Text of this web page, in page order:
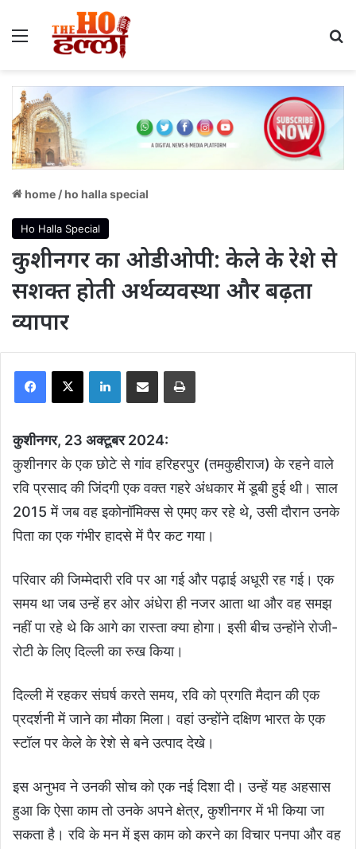
Menu
home /ho halla special
Ho Halla Special
कुशीनगर का ओडीओपी: केले के रेशे से
सशक्त होती अर्थव्यवस्था और बढ़ता
व्यापार
Facebook
X LinkedInShare via Email Print
कुशीनगर, 23 अक्टूबर 2024:
कुशीनगर के एक छोटे से गांव हरिहरपुर (तमकुहीराज) के रहने वाले
रवि प्रसाद की जिंदगी एक वक्त गहरे अंधकार में डूबी हुई थी। साल
2015 में जब वह इकोनॉमिक्स से एमए कर रहे थे, उसी दौरान उनके
पिता का एक गंभीर हादसे में पैर कट गया।
परिवार की जिम्मेदारी रवि पर आ गई और पढ़ाई अधूरी रह गई। एक
समय था जब उन्हें हर ओर अंधेरा ही नजर आता था और वह समझ
नहीं पा रहे थे कि आगे का रास्ता क्या होगा। इसी बीच उन्होंने रोजी-
रोटी के लिए दिल्ली का रुख किया।
दिल्ली में रहकर संघर्ष करते समय, रवि को प्रगति मैदान की एक
प्रदर्शनी में जाने का मौका मिला। वहां उन्होंने दक्षिण भारत के एक
स्टॉल पर केले के रेशे से बने उत्पाद देखे।
इस अनुभव ने उनकी सोच को एक नई दिशा दी। उन्हें यह अहसास
हुआ कि ऐसा काम तो उनके अपने क्षेत्र, कुशीनगर में भी किया जा
सकता है। रवि के मन में इस काम को करने का विचार पनपा और वह